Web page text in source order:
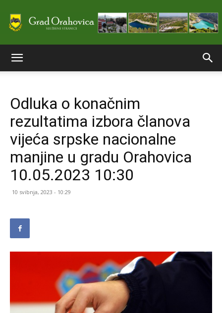
stranice
Grada
Odluka o konačnim
rezultatima izbora članova
vijeća srpske nacionalne
manjine u gradu Orahovica
10.05.2023 10:30
10 svibnja, 2023 - 10:29